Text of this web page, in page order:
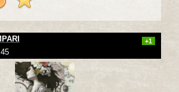
+1